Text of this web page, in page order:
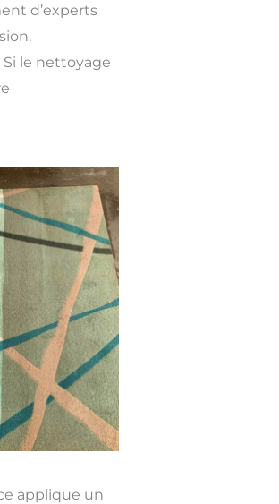
d’experts
le nettoyage
applique un